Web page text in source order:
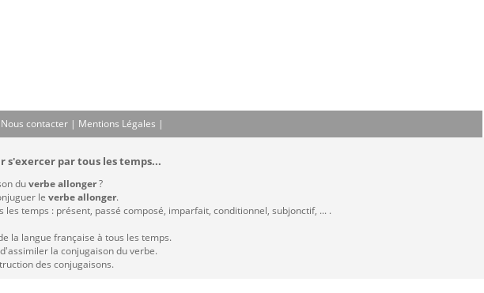
Nous contacter | Mentions Légales |
s'exercer par tous les temps...
duverbe allonger?
le verbe allonger.
les temps : présent, passé composé, imparfait, conditionnel, subjonctif, ... .
la langue française à tous les temps.
la conjugaison du verbe.
des conjugaisons.